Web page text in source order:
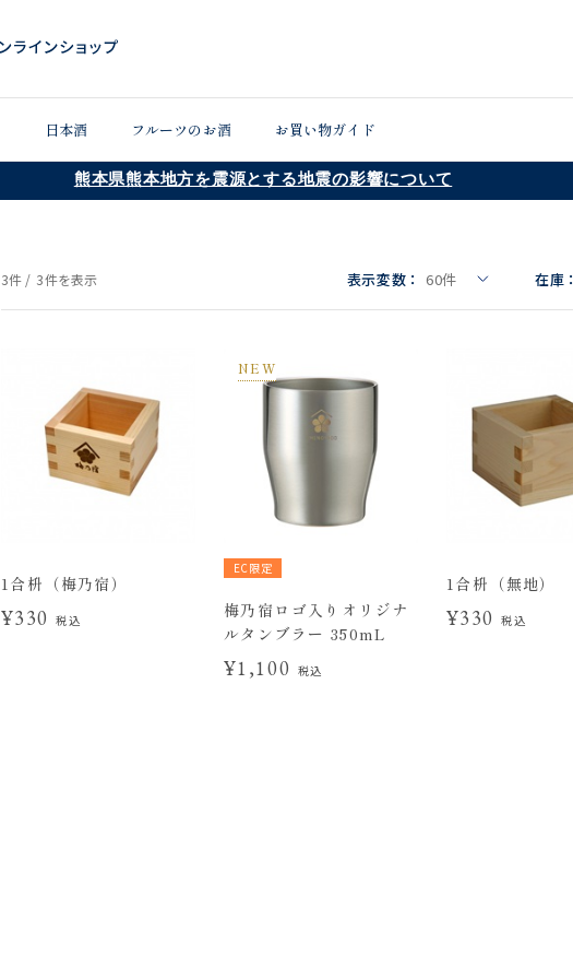
日本酒 フルーツのお酒 お買い物ガイド
熊本県熊本地方を震源とする地震の影響について
3件 / 3件を表示 表示変数： 60件 在庫：
1合枡（梅乃宿）
¥330 税込
NEW
EC限定
梅乃宿ロゴ入りオリジナ
ルタンブラー 350mL
¥1,100 税込
1合枡（無地）
¥330 税込